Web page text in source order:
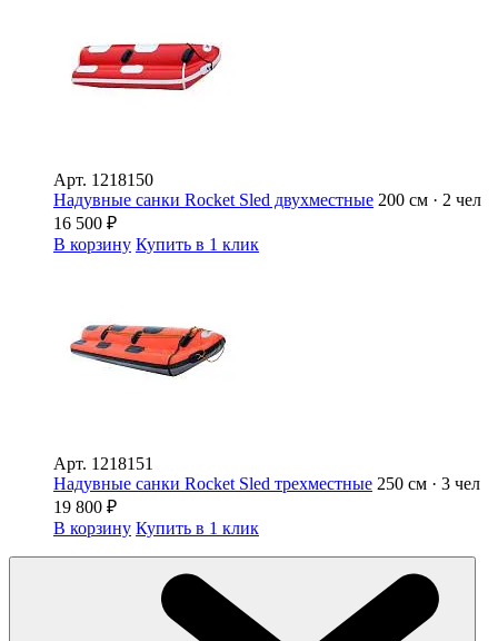
Арт. 1218150
Надувные санки Rocket Sled двухместные 200 см · 2 чел
16 500 ₽
В корзину Купить в 1 клик
Арт. 1218151
Надувные санки Rocket Sled трехместные 250 см · 3 чел
19 800 ₽
В корзину Купить в 1 клик